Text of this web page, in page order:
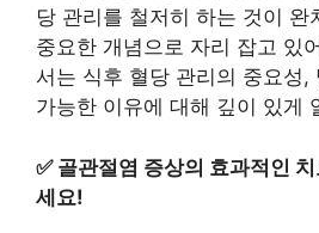
당 관리를 철저히 하는 것이 완
중요한 개념으로 자리 잡고 있
서는 식후 혈당 관리의 중요성,
가능한 이유에 대해 깊이 있게
✅ 골관절염 증상의 효과적인
세요!